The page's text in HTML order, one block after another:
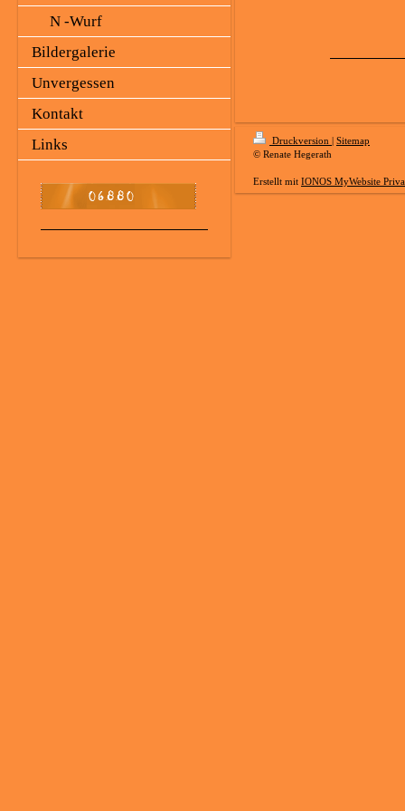
N -Wurf
Bildergalerie
Unvergessen
Kontakt
Links
Druckversion | Sitemap
© Renate Hegerath
Erstellt mit IONOS MyWebsite